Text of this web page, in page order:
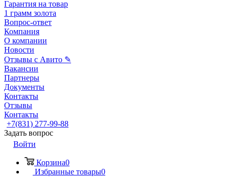
Гарантия на товар
1 грамм золота
Вопрос-ответ
Компания
О компании
Новости
Отзывы с Авито ✎
Вакансии
Партнеры
Документы
Контакты
Отзывы
Контакты
+7(831) 277-99-88
Задать вопрос
Войти
Корзина0
Избранные товары0